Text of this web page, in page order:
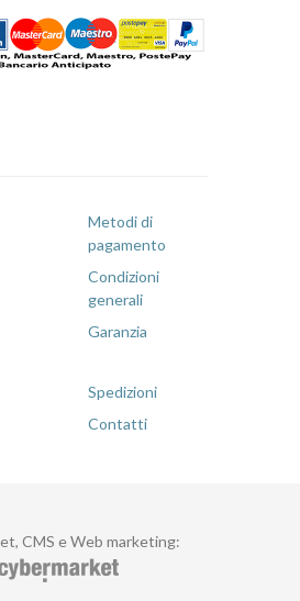
Metodi di
pagamento
Condizioni
generali
Garanzia
Spedizioni
Contatti
CMS e Web marketing: